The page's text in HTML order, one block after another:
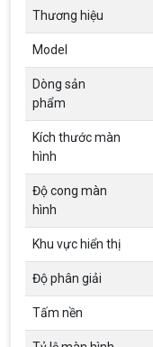
Thương hiệu
Model
Dòng sản
phẩm
Kích thước màn
hình
Độ cong màn
hình
Khu vực hiển thị
Độ phân giải
Tấm nền